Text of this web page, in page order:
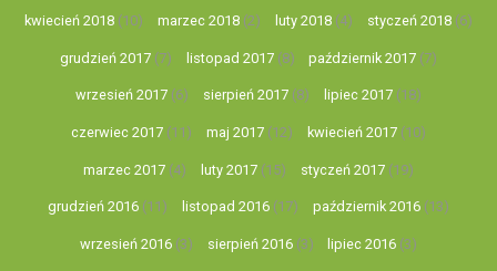
kwiecień 2018 (10) marzec 2018 (2) luty 2018(4) styczeń 2018(6)
grudzień 2017(7) listopad 2017(8) październik 2017 (7)
wrzesień 2017 (6) sierpień 2017 (8) lipiec 2017(18)
czerwiec 2017 (11) maj 2017 (12) kwiecień 2017(10)
marzec 2017 (4) luty 2017 (15) styczeń 2017(19)
grudzień 2016 (11) listopad 2016 (17) październik 2016(13)
wrzesień 2016(3) sierpień 2016(3) lipiec 2016 (3)